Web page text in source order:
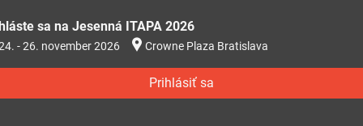
sa na Jesenná ITAPA 2026
- 26. november 2026 Crowne Plaza Bratislava
Prihlásiť sa